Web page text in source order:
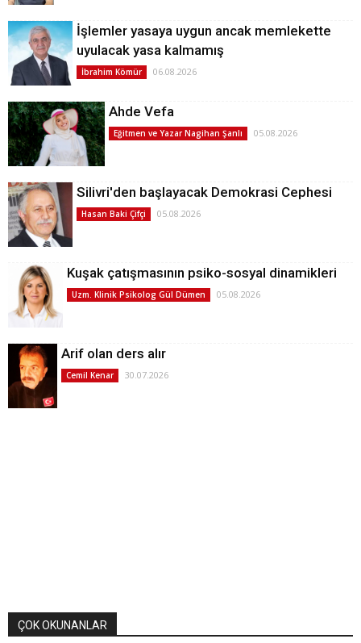
İşlemler yasaya uygun ancak memlekette
uyulacak yasa kalmamış
İbrahim Kömür 06.08.2026
Ahde Vefa
Eğitmen ve Yazar Nagihan Şanlı 05.08.2026
Silivri'den başlayacak Demokrasi Cephesi
Hasan Baki Çifçi 05.08.2026
Kuşak çatışmasının psiko-sosyal dinamikleri
Uzm. Klinik Psikolog Gül Dümen 05.08.2026
Arif olan ders alır
Cemil Kenar 30.07.2026
ÇOK OKUNANLAR